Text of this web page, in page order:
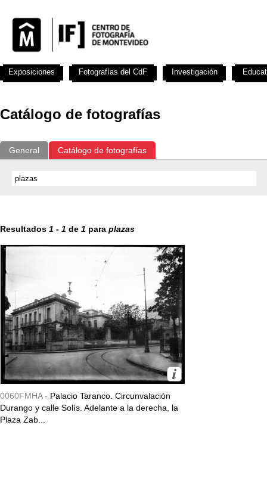
Catálogo de fotografías
General Catálogo de fotografías
Resultados 1 - 1 de 1 para plazas
0060FMHA - Palacio Taranco. Circunvalación
Durango y calle Solís. Adelante a la derecha, la
Plaza Zab...
Exposiciones Fotografías del CdF Investigación